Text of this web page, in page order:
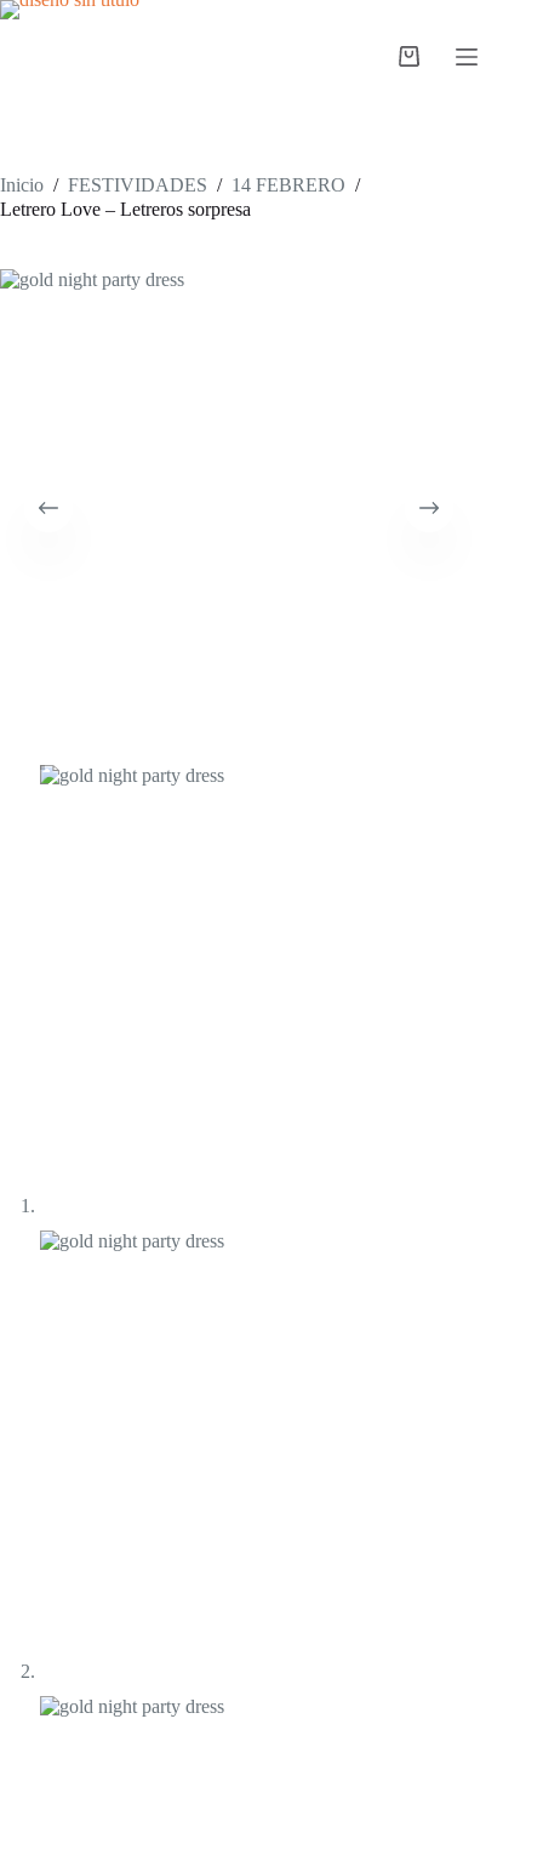
Saltar
Carro
Inicio / FESTIVIDADES / 14 FEBRERO /
Letrero Love – Letreros sorpresa